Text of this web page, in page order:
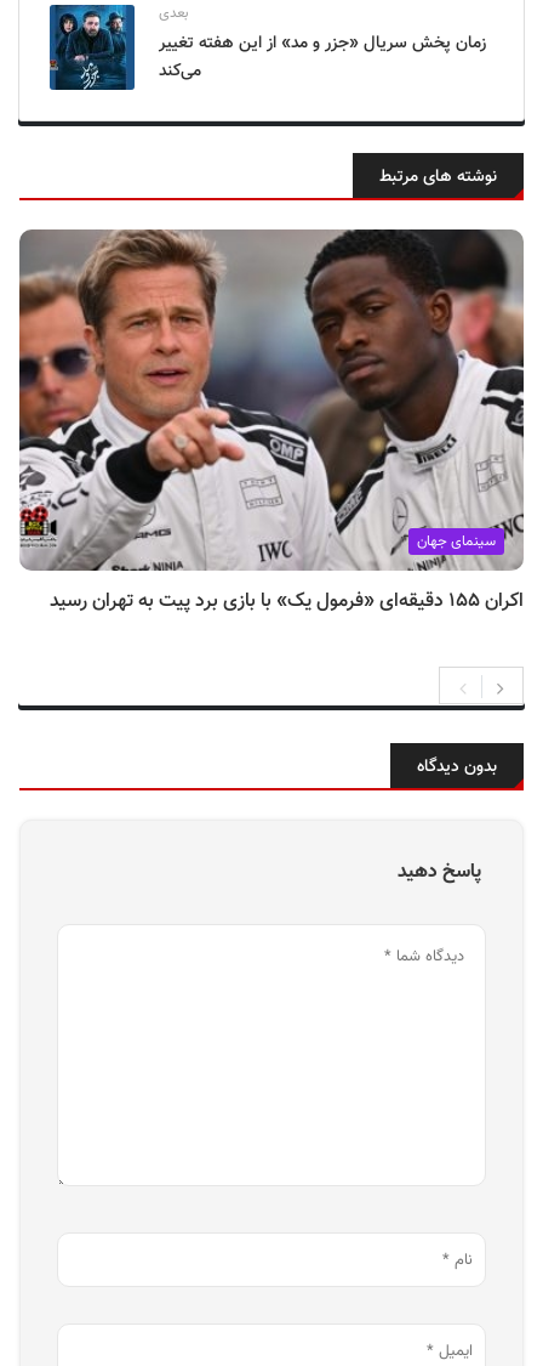
بعدی
زمان پخش سریال «جزر و مد» از این هفته تغییر
می‌کند
نوشته های مرتبط
سینمای جهان
اکران ۱۵۵ دقیقه‌ای «فرمول یک» با بازی برد پیت به تهران رسید
بدون دیدگاه
پاسخ دهید